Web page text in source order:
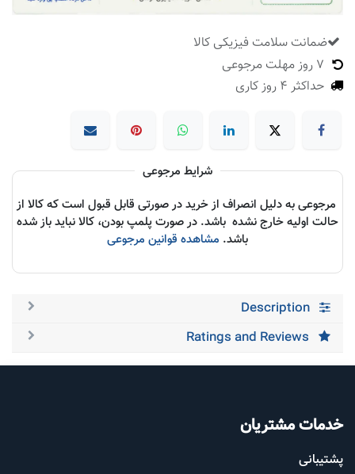
ضمانت سلامت فیزیکی کالا
حداکثر 4 روز کاری
شرایط مرجوعی
مرجوعی به دلیل انصراف از خرید در صورتی قابل قبول است که کالا از
حالت اولیه خارج نشده باشد. در صورت پلمپ بودن، کالا نباید باز شده
باشد. مشاهده قوانین مرجوعی
Description
Ratings and Reviews
خدمات مشتریان
پشتیب​​انی